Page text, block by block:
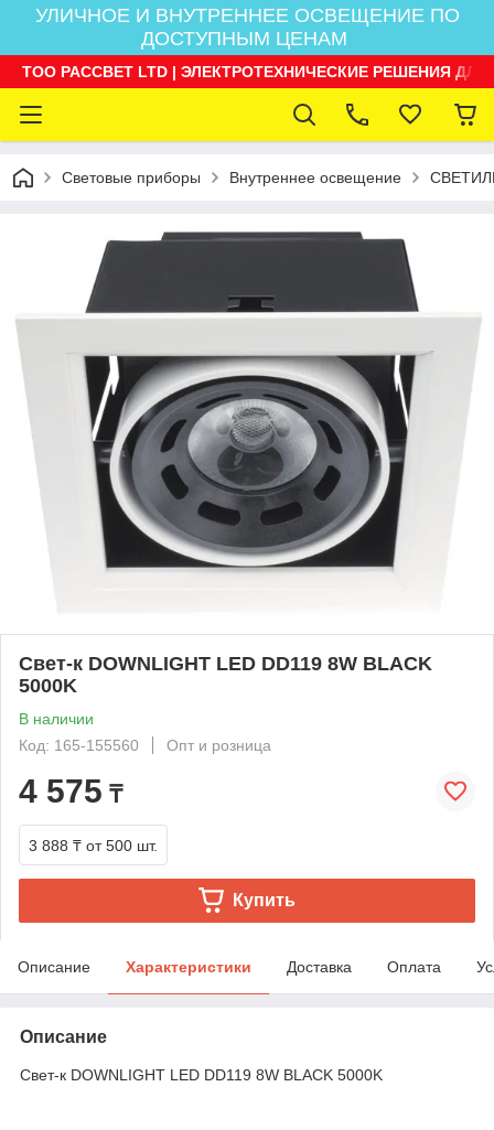
УЛИЧНОЕ И ВНУТРЕННЕЕ ОСВЕЩЕНИЕ ПО
ДОСТУПНЫМ ЦЕНАМ
ТОО РАССВЕТ LTD | ЭЛЕКТРОТЕХНИЧЕСКИЕ РЕШЕНИЯ
Световые приборы Внутреннее освещение
Свет-к DOWNLIGHT LED DD119 8W BLACK
5000K
В наличии
Код: 165-155560
Опт и розница
4 575 ₸
3 888 ₸ от 500 шт.
Купить
Описание Характеристики Доставка Оплата
Описание
Свет-к DOWNLIGHT LED DD119 8W BLACK 5000K